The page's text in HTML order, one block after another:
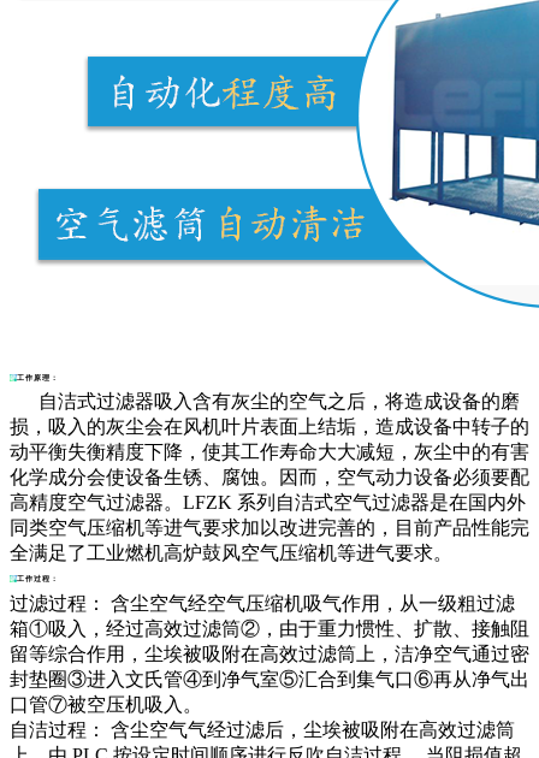
工作原理：
自洁式过滤器吸入含有灰尘的空气之后，将造成设备的磨
损，吸入的灰尘会在风机叶片表面上结垢，造成设备中转子的
动平衡失衡精度下降，使其工作寿命大大减短，灰尘中的有害
化学成分会使设备生锈、腐蚀。因而，空气动力设备必须要配
高精度空气过滤器。LFZK 系列自洁式空气过滤器是在国内外
同类空气压缩机等进气要求加以改进完善的，目前产品性能完
全满足了工业燃机高炉鼓风空气压缩机等进气要求。
工作过程：
过滤过程： 含尘空气经空气压缩机吸气作用，从一级粗过滤
箱①吸入，经过高效过滤筒②，由于重力惯性、扩散、接触阻
留等综合作用，尘埃被吸附在高效过滤筒上，洁净空气通过密
封垫圈③进入文氏管④到净气室⑤汇合到集气口⑥再从净气出
口管⑦被空压机吸入。
自洁过程： 含尘空气气经过滤后，尘埃被吸附在高效过滤筒